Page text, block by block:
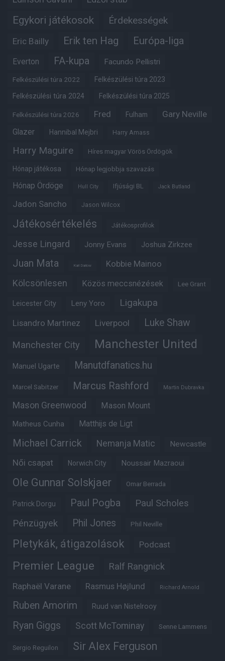
Egykori játékosok Érdekességek
Eric Bailly Erik ten Hag Európa-liga
Everton FA-kupa Facundo Pellistri
Felkészülési túra 2022 Felkészülési túra 2023
Felkészülési túra 2024 Felkészülési túra 2025
Felkészülési túra 2026 Fred Fulham Gary Neville
Glazer Hannibal Mejbri Harry Amass
Harry Maguire Híres magyar Vörös Ördögök
Hónap játékosa Hónap legjobbja szavazás
Hónap Ördöge Hull City Ifjúsági BL Jack Butland
Jadon Sancho Jason Wilcox
Játékosértékelés Játékosprofilok
Jesse Lingard Jonny Evans Joshua Zirkzee
Juan Mata Karl Darlow Kobbie Mainoo
Kölcsönlesen Közös meccsnézések Lee Grant
Leicester City Leny Yoro Ligakupa
Lisandro Martinez Liverpool Luke Shaw
Manchester City Manchester United
Manuel Ugarte Manutdfanatics.hu
Marcel Sabitzer Marcus Rashford Martin Dubravka
Mason Greenwood Mason Mount
Matheus Cunha Matthijs de Ligt
Michael Carrick Nemanja Matic Newcastle
Női csapat Norwich City Noussair Mazraoui
Ole Gunnar Solskjaer Omar Berrada
Patrick Dorgu Paul Pogba Paul Scholes
Pénzügyek Phil Jones Phil Neville
Pletykák, átigazolások Podcast
Premier League Ralf Rangnick
Raphaël Varane Rasmus Højlund Richard Arnold
Ruben Amorim Ruud van Nistelrooy
Ryan Giggs Scott McTominay Senne Lammens
Sergio Reguilon Sir Alex Ferguson